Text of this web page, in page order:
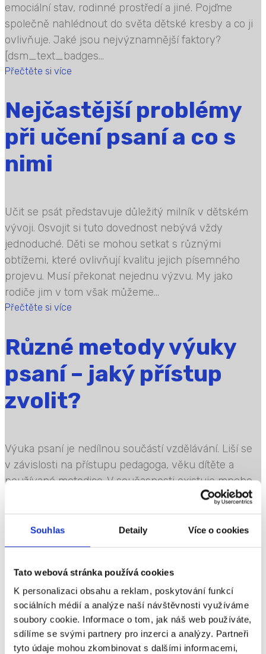
Souhlas Detaily Více o cookies
Tato webová stránka používá cookies
K personalizaci obsahu a reklam, poskytování funkcí
sociálních médií a analýze naší návštěvnosti využíváme
soubory cookie. Informace o tom, jak náš web používáte,
sdílíme se svými partnery pro inzerci a analýzy. Partneři
tyto údaje mohou zkombinovat s dalšími informacemi,
emociální stav, rodinné prostředí a jiné. Pojďme
společně nahlédnout do světa dětské kresby a co ji
ovlivňuje. Jaké jsou nejvýznamnější faktory?
[dsm_text_badges...
Přečtěte si více
Nejčastější problémy
při učení psaní a co s
nimi
Učit se psát představuje důležitý milník v dětském
vývoji. Osvojit si tuto dovednost nebývá vždy
jednoduché. Děti se mohou setkat s různými
obtížemi, které ovlivňují kvalitu jejich písemného
projevu. Musí překonat nejednu výzvu. My jako
rodiče jim v tom však můžeme...
Přečtěte si více
Různé metody výuky
psaní – jaký přístup
zvolit?
Výuka psaní je nedílnou součástí vzdělávání. Liší se
v závislosti na přístupu pedagoga, věku dítěte a
používané metodice. V současnosti existuje mnoho
vzdělávacích strategií psaní – od těch tradičních,
založených na opakování a preciznosti, až po nové
alternativnější...
Přečtěte si více
Metody, jak
podporovat kresbu u
dětí